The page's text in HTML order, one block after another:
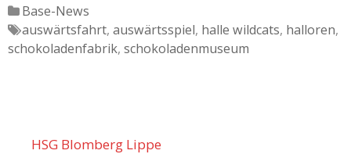
Katgeorien
Base-News
Tags
auswärtsfahrt, auswärtsspiel, halle wildcats, halloren,
schokoladenfabrik, schokoladenmuseum
HSG Blomberg Lippe